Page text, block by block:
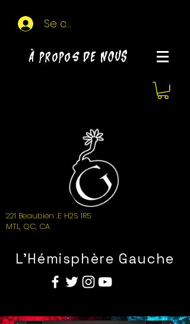
Se connecter
À propos de NOUS
221 Beaubien .E H2S 1R5
MTL, QC, CA
L'Hémisphère Gauche